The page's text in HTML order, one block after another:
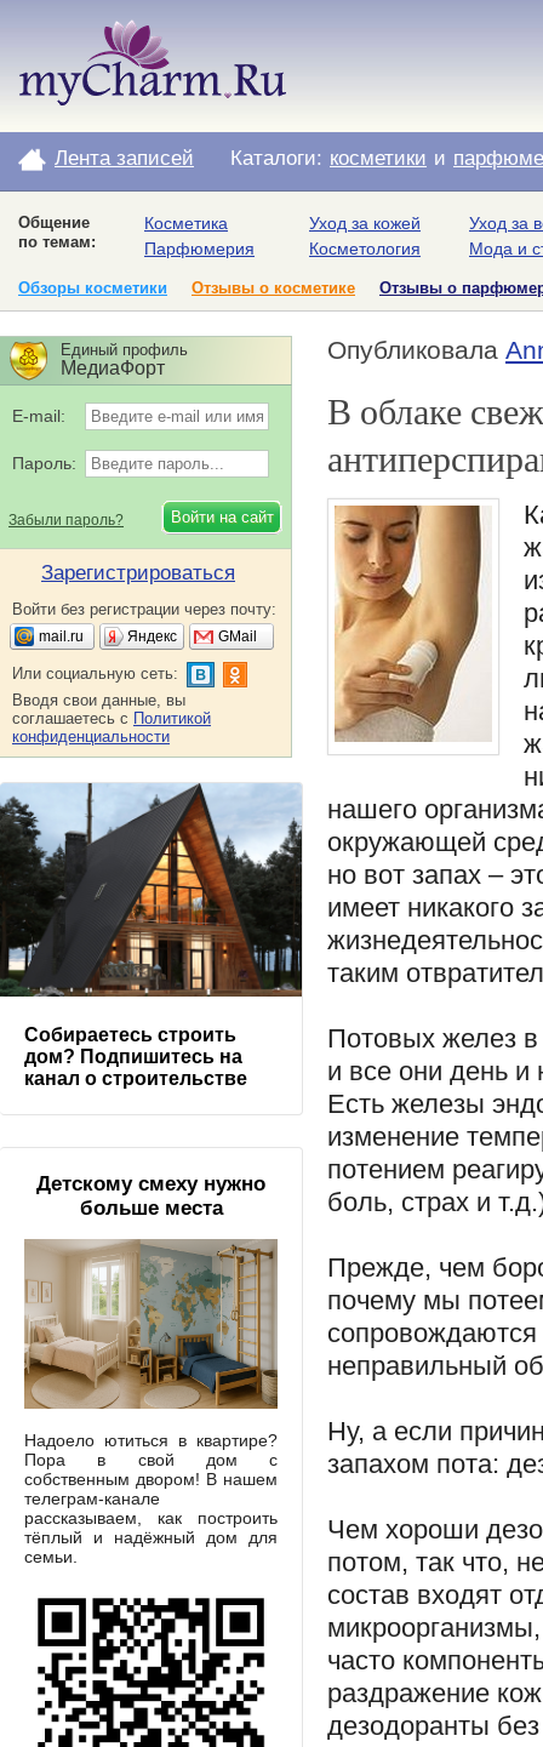
Лента записей Каталоги: косметики и
Общение
по темам:
Косметика
Парфюмерия
Уход за кожей
Косметология
Уход за
Мода и
Обзоры косметики Отзывы о косметике Отзывы о
Опубликовала
В облаке
нашего
окружающей
но вот запах –
имеет никакого
таким
Потовых желез в
и все они день и
Есть железы
изменение
потением
боль, страх и
Прежде, чем
почему мы
неправильный
Ну, а если
запахом пота:
Чем хороши
потом, так что,
состав входят
часто
раздражение
дезодоранты
Единый профиль
МедиаФорт
E-mail:
Пароль:
Забыли пароль?
Зарегистрироваться
Войти без регистрации через почту:
mail.ru Яндекс GMail
Или социальную сеть:
Вводя свои данные, вы
соглашаетесь с Политикой
конфиденциальности
Собираетесь строить
дом? Подпишитесь на
канал о строительстве
Детскому смеху нужно
больше места
Надоело ютиться в квартире?
Пора в свой дом с
собственным двором! В нашем
телеграм-канале
рассказываем, как построить
тёплый и надёжный дом для
семьи.